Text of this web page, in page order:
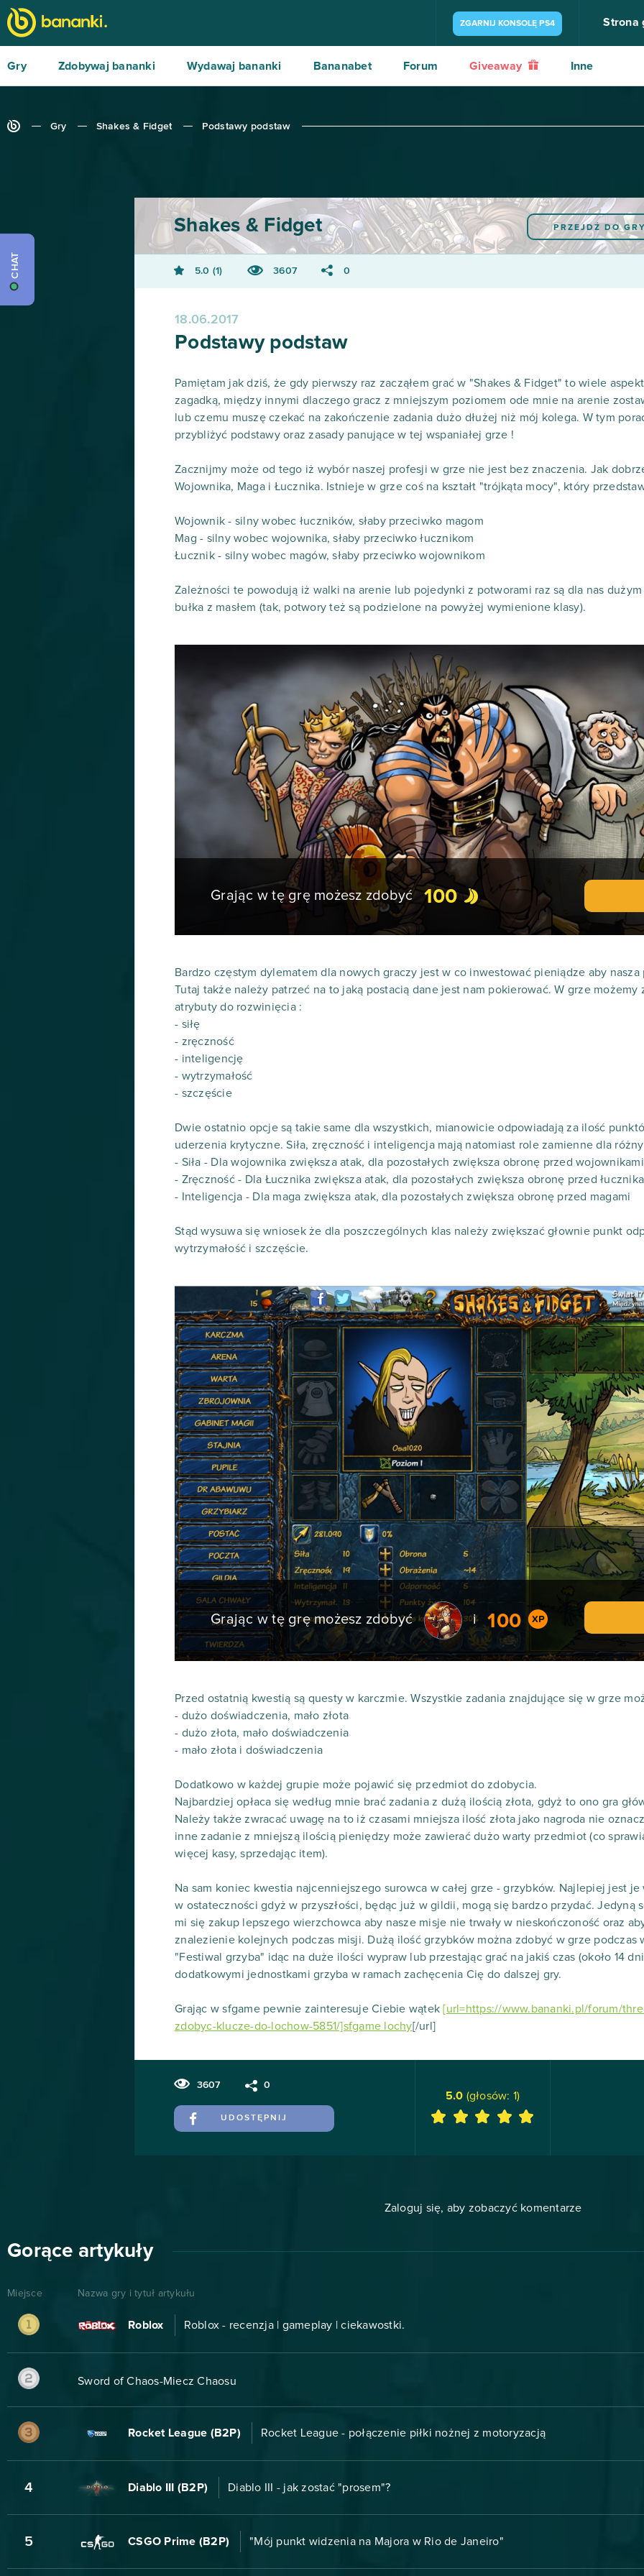
ZGARNIJ KONSOLĘ PS4 Strona
Gry Zdobywaj bananki Wydawaj bananki Bananabet Forum Giveaway Inne
Gry Shakes & Fidget Podstawy podstaw
PRZEJDŹ DO
Shakes & Fidget
5.0 1 3607 0
18.06.2017
Podstawy podstaw
Pamiętam jak dziś, że gdy pierwszy raz zacząłem grać w "Shakes & Fidget" to wiele
zagadką, między innymi dlaczego gracz z mniejszym poziomem ode mnie na arenie
lub czemu muszę czekać na zakończenie zadania dużo dłużej niż mój kolega. W tym
przybliżyć podstawy oraz zasady panujące w tej wspaniałej grze !
Zacznijmy może od tego iż wybór naszej profesji w grze nie jest bez znaczenia. Jak
Wojownika, Maga i Łucznika. Istnieje w grze coś na kształt "trójkąta mocy", który
Wojownik - silny wobec łuczników, słaby przeciwko magom
Mag - silny wobec wojownika, słaby przeciwko łucznikom
Łucznik - silny wobec magów, słaby przeciwko wojownikom
Zależności te powodują iż walki na arenie lub pojedynki z potworami raz są dla nas
bułka z masłem (tak, potwory też są podzielone na powyżej wymienione klasy).
Grając w tę grę możesz zdobyć 100
Bardzo częstym dylematem dla nowych graczy jest w co inwestować pieniądze aby nasza
Tutaj także należy patrzeć na to jaką postacią dane jest nam pokierować. W grze możemy
atrybuty do rozwinięcia :
- siłę
- zręczność
- inteligencję
- wytrzymałość
- szczęście
Dwie ostatnio opcje są takie same dla wszystkich, mianowicie odpowiadają za ilość
uderzenia krytyczne. Siła, zręczność i inteligencja mają natomiast role zamienne dla
- Siła - Dla wojownika zwiększa atak, dla pozostałych zwiększa obronę przed wojownikami
- Zręczność - Dla Łucznika zwiększa atak, dla pozostałych zwiększa obronę przed
- Inteligencja - Dla maga zwiększa atak, dla pozostałych zwiększa obronę przed magami
Stąd wysuwa się wniosek że dla poszczególnych klas należy zwiększać głownie punkt
wytrzymałość i szczęście.
Grając w tę grę możesz zdobyć i 100
Przed ostatnią kwestią są questy w karczmie. Wszystkie zadania znajdujące się w grze
- dużo doświadczenia, mało złota
- dużo złota, mało doświadczenia
- mało złota i doświadczenia
Dodatkowo w każdej grupie może pojawić się przedmiot do zdobycia.
Najbardziej opłaca się według mnie brać zadania z dużą ilością złota, gdyż to ono gra
Należy także zwracać uwagę na to iż czasami mniejsza ilość złota jako nagroda nie
inne zadanie z mniejszą ilością pieniędzy może zawierać dużo warty przedmiot (co
więcej kasy, sprzedając item).
Na sam koniec kwestia najcenniejszego surowca w całej grze - grzybków. Najlepiej jest
w ostateczności gdyż w przyszłości, będąc już w gildii, mogą się bardzo przydać. Jedyną
mi się zakup lepszego wierzchowca aby nasze misje nie trwały w nieskończoność oraz
znalezienie kolejnych podczas misji. Dużą ilość grzybków można zdobyć w grze podczas
"Festiwal grzyba" idąc na duże ilości wypraw lub przestając grać na jakiś czas (około 14
dodatkowymi jednostkami grzyba w ramach zachęcenia Cię do dalszej gry.
Grając w sfgame pewnie zainteresuje Ciebie wątek [url=https://www.bananki.pl/forum/
zdobyc-klucze-do-lochow-5851/]sfgame lochy[/url]
3607 0
UDOSTĘPNIJ
5.0 (głosów: 1)
Zaloguj się, aby zobaczyć komentarze
Gorące artykuły
Miejsce Nazwa gry i tytuł artykułu
Roblox Roblox - recenzja | gameplay | ciekawostki.
Sword of Chaos-Miecz Chaosu
Rocket League (B2P) Rocket League - połączenie piłki nożnej z motoryzacją
4 Diablo III (B2P) Diablo III - jak zostać "prosem"?
5 CSGO Prime (B2P) "Mój punkt widzenia na Majora w Rio de Janeiro"
CHAT